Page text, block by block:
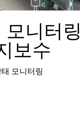
니터링
보수
모니터링